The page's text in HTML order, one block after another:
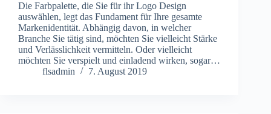
Die Farbpalette, die Sie für ihr Logo Design
auswählen, legt das Fundament für Ihre gesamte
Markenidentität. Abhängig davon, in welcher
Branche Sie tätig sind, möchten Sie vielleicht Stärke
und Verlässlichkeit vermitteln. Oder vielleicht
möchten Sie verspielt und einladend wirken, sogar…
flsadmin
7. August 2019